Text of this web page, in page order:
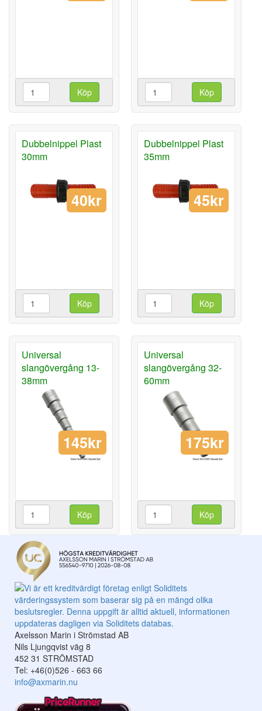
Köp Köp
Dubbelnippel Plast
30mm
40kr
Köp
Dubbelnippel Plast
35mm
45kr
Köp
Universal
slangövergång 13-
38mm
145kr
Köp
Universal
slangövergång 32-
60mm
175kr
Köp
Axelsson Marin i Strömstad AB
Nils Ljungqvist väg 8
452 31 STRÖMSTAD
Tel: +46(0)526 - 663 66
info@axmarin.nu